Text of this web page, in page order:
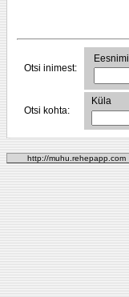
Otsi inimest:
Eesnimi
Otsi kohta:
Küla
http://muhu.rehepapp.com